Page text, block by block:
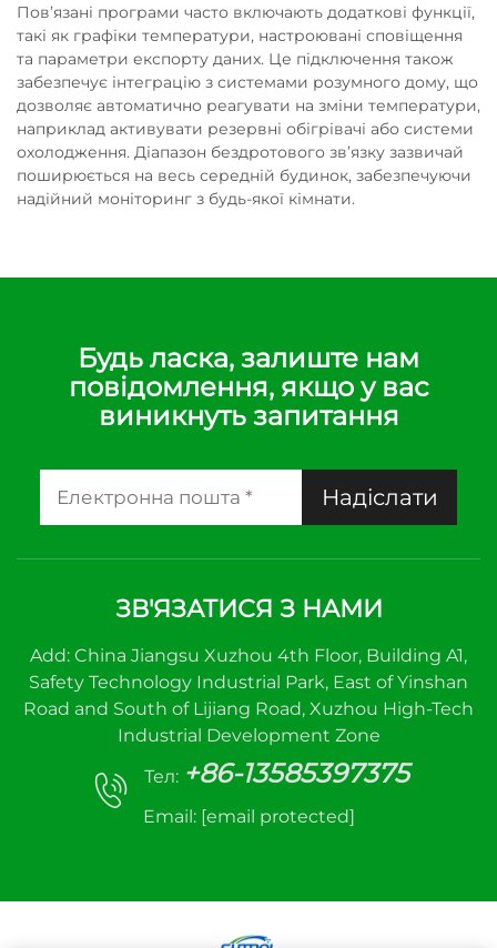
Пов’язані програми часто включають додаткові функції,
такі як графіки температури, настроювані сповіщення
та параметри експорту даних. Це підключення також
забезпечує інтеграцію з системами розумного дому, що
дозволяє автоматично реагувати на зміни температури,
наприклад активувати резервні обігрівачі або системи
охолодження. Діапазон бездротового зв’язку зазвичай
поширюється на весь середній будинок, забезпечуючи
надійний моніторинг з будь-якої кімнати.
Будь ласка, залиште нам
повідомлення, якщо у вас
виникнуть запитання
Надіслати
ЗВ'ЯЗАТИСЯ З НАМИ
Add: China Jiangsu Xuzhou 4th Floor, Building A1,
Safety Technology Industrial Park, East of Yinshan
Road and South of Lijiang Road, Xuzhou High-Tech
Industrial Development Zone
Тел: +86-13585397375
Email: [email protected]